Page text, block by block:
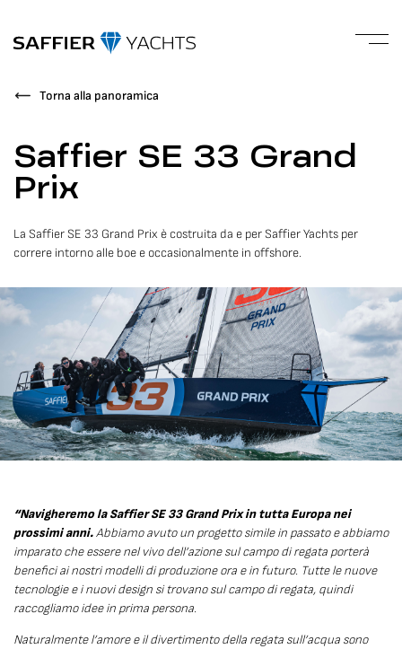
Torna alla panoramica
Saffier SE 33 Grand
Prix
La Saffier SE 33 Grand Prix è costruita da e per Saffier Yachts per
correre intorno alle boe e occasionalmente in offshore.
“Navigheremo la Saffier SE 33 Grand Prix in tutta Europa nei
prossimi anni.Abbiamo avuto un progetto simile in passato e abbiamo
imparato che essere nel vivo dell’azione sul campo di regata porterà
benefici ai nostri modelli di produzione ora e in futuro. Tutte le nuove
tecnologie e i nuovi design si trovano sul campo di regata, quindi
raccogliamo idee in prima persona.
Naturalmente l’amore e il divertimento della regata sull’acqua sono